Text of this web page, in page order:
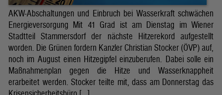
AKW-Abschaltungen und Einbruch bei Wasserkraft schwächen
Energieversorgung Mit 41 Grad ist am Dienstag im Wiener
Stadtteil Stammersdorf der nächste Hitzerekord aufgestellt
worden. Die Grünen fordern Kanzler Christian Stocker (ÖVP) auf,
noch im August einen Hitzegipfel einzuberufen. Dabei solle ein
Maßnahmenplan gegen die Hitze und Wasserknappheit
erarbeitet werden. Stocker teilte mit, dass am Donnerstag das